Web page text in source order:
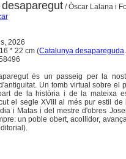
/ Òscar Lalana i
2026
* 22 cm (Catalunya desapareguda
és un passeig per la
Un tomb virtual sobre el
de la història i de la mateixa
el segle XVIII al més pur estil
i Matas i del mestre d'obres
un poble obert, acollidor,